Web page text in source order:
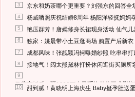
3 京东和奶茶哪个更重要？刘强东的回答全
4 杨威晒照庆祝结婚8周年 杨阳洋轻抚妈妈
5 艳压群芳！唐嫣修身长裙现身活动 仙气儿
6 独家：姚晨带小土豆逛商场 购置产后新衣
7 成都风味！张靓颖冯轲曝婚纱照 吃串串打
8 接地气！阔太熊黛林打扮休闲逛街买厕所
9
马蓉离婚后，砸1000万人民币给媒体要求删掉
10 甜到腻！黄晓明上海庆生 Baby挺孕肚送